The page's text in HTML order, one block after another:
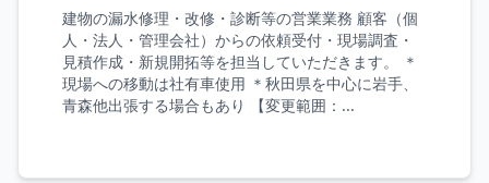
建物の漏水修理・改修・診断等の営業業務 顧客（個
人・法人・管理会社）からの依頼受付・現場調査・
見積作成・新規開拓等を担当していただきます。 ＊
現場への移動は社有車使用 ＊秋田県を中心に岩手、
青森他出張する場合もあり 【変更範囲：...